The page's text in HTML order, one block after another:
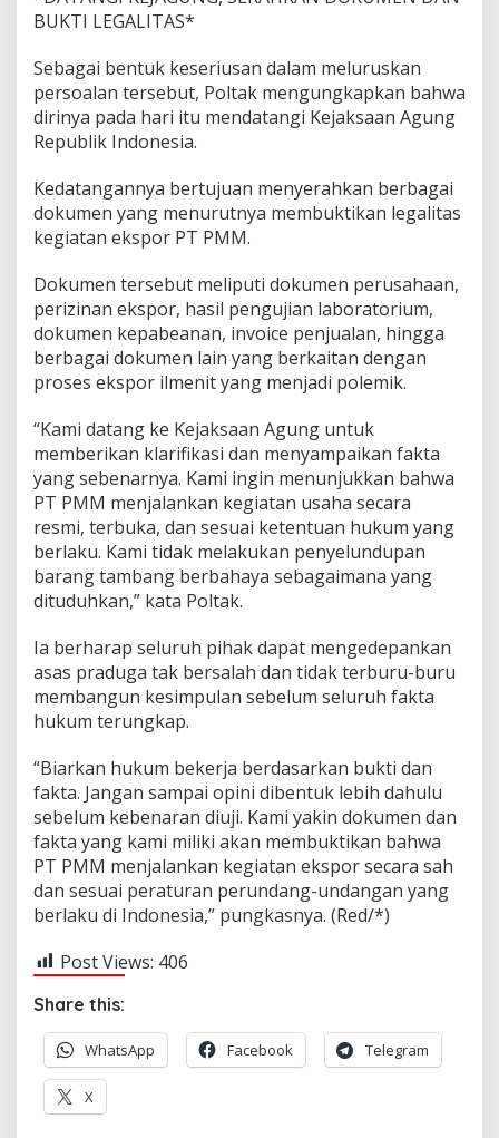
BUKTI LEGALITAS*
Sebagai bentuk keseriusan dalam meluruskan
persoalan tersebut, Poltak mengungkapkan bahwa
dirinya pada hari itu mendatangi Kejaksaan Agung
Republik Indonesia.
Kedatangannya bertujuan menyerahkan berbagai
dokumen yang menurutnya membuktikan legalitas
kegiatan ekspor PT PMM.
Dokumen tersebut meliputi dokumen perusahaan,
perizinan ekspor, hasil pengujian laboratorium,
dokumen kepabeanan, invoice penjualan, hingga
berbagai dokumen lain yang berkaitan dengan
proses ekspor ilmenit yang menjadi polemik.
“Kami datang ke Kejaksaan Agung untuk
memberikan klarifikasi dan menyampaikan fakta
yang sebenarnya. Kami ingin menunjukkan bahwa
PT PMM menjalankan kegiatan usaha secara
resmi, terbuka, dan sesuai ketentuan hukum yang
berlaku. Kami tidak melakukan penyelundupan
barang tambang berbahaya sebagaimana yang
dituduhkan,” kata Poltak.
Ia berharap seluruh pihak dapat mengedepankan
asas praduga tak bersalah dan tidak terburu-buru
membangun kesimpulan sebelum seluruh fakta
hukum terungkap.
“Biarkan hukum bekerja berdasarkan bukti dan
fakta. Jangan sampai opini dibentuk lebih dahulu
sebelum kebenaran diuji. Kami yakin dokumen dan
fakta yang kami miliki akan membuktikan bahwa
PT PMM menjalankan kegiatan ekspor secara sah
dan sesuai peraturan perundang-undangan yang
berlaku di Indonesia,” pungkasnya. (Red/*)
Post Views: 406
Share this:
WhatsApp Facebook Telegram
X